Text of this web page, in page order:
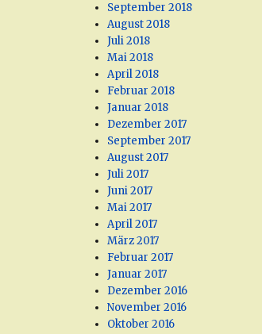
September 2018
August 2018
Juli 2018
Mai 2018
April 2018
Februar 2018
Januar 2018
Dezember 2017
September 2017
August 2017
Juli 2017
Juni 2017
Mai 2017
April 2017
März 2017
Februar 2017
Januar 2017
Dezember 2016
November 2016
Oktober 2016